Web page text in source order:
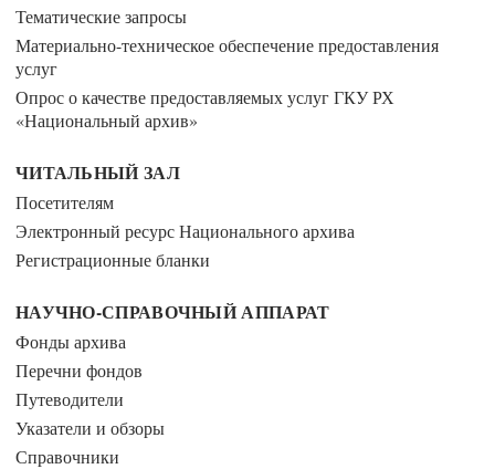
Тематические запросы
Материально-техническое обеспечение предоставления
услуг
Опрос о качестве предоставляемых услуг ГКУ РХ
«Национальный архив»
ЧИТАЛЬНЫЙ ЗАЛ
Посетителям
Электронный ресурс Национального архива
Регистрационные бланки
НАУЧНО-СПРАВОЧНЫЙ АППАРАТ
Фонды архива
Перечни фондов
Путеводители
Указатели и обзоры
Справочники